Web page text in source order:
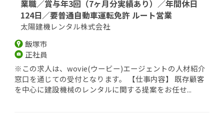
業職／賞与年3回（7ヶ月分実績あり）／年間休日
124日／要普通自動車運転免許 ルート営業
太陽建機レンタル株式会社
飯塚市
正社員
※この求人は、wovie(ウービー)エージェントの人材紹介
窓口を通じての受付となります。 【仕事内容】 既存顧客
を中心に建設機械のレンタルに関する提案をお任せ...